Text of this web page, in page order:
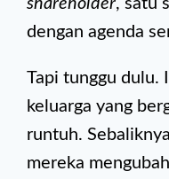
shareholder, satu
dengan agenda
Tapi tunggu dulu.
keluarga yang
runtuh.
mereka